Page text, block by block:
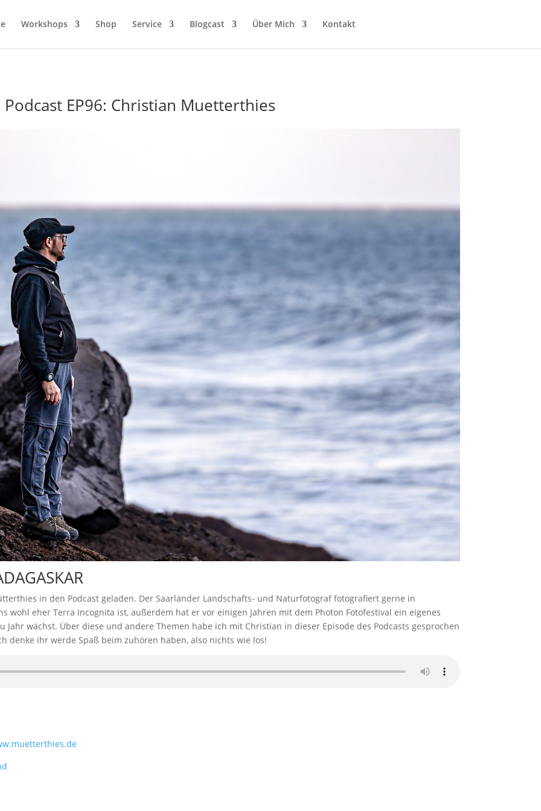
Workshops Shop Service Blogcast Über Mich Kontakt
EP96: Christian Muetterthies
in den Podcast geladen. Der Saarländer Landschafts- und Naturfotograf fotografiert gerne in
wohl eher Terra Incognita ist, außerdem hat er vor einigen Jahren mit dem Photon Fotofestival ein eigenes
Jahr wächst. Über diese und andere Themen habe ich mit Christian in dieser Episode des Podcasts gesprochen
denke ihr werde Spaß beim zuhören haben, also nichts wie los!